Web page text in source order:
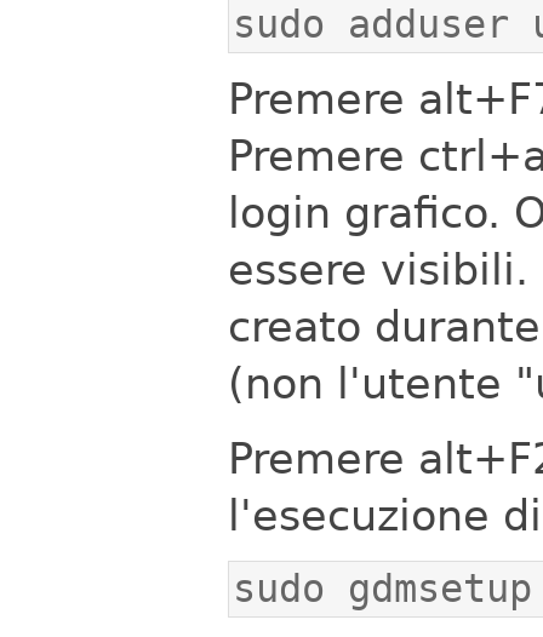
sudo adduser
Premere
Premere
login grafico.
essere visibili.
creato
(non l'utente
Premere
l'esecuzione
sudo gdmsetup